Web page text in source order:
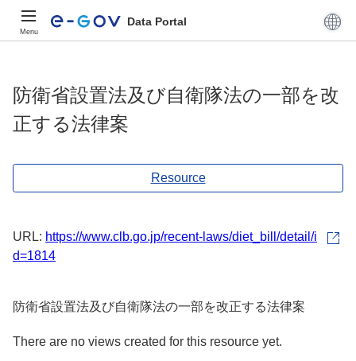
Menu
Data Portal
防衛省設置法及び自衛隊法の一部を改
正する法律案
Resource
URL: https://www.clb.go.jp/recent-laws/diet_bill/detail/i
d=1814
防衛省設置法及び自衛隊法の一部を改正する法律案
There are no views created for this resource yet.